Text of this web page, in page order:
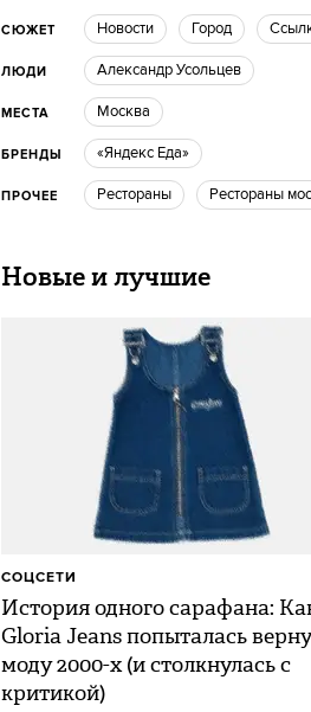
СЮЖЕТ новости город
ЛЮДИ Александр Усольцев
МЕСТА Москва
БРЕНДЫ «Яндекс Еда»
ПРОЧЕЕ рестораны рестораны
Новые и лучшие
История одного сарафана:
Gloria Jeans попыталась
моду 2000-х (и столкнулась с
критикой)
СОЦСЕТИ